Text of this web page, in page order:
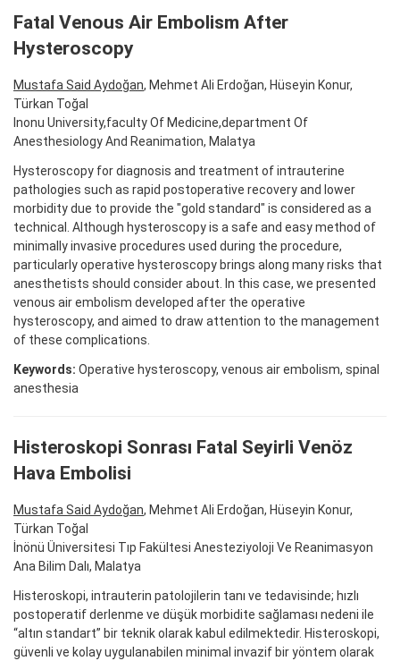
Fatal Venous Air Embolism After
Hysteroscopy
Mustafa Said Aydoğan, Mehmet Ali Erdoğan, Hüseyin Konur,
Türkan Toğal
Inonu University,faculty Of Medicine,department Of
Anesthesiology And Reanimation, Malatya
Hysteroscopy for diagnosis and treatment of intrauterine
pathologies such as rapid postoperative recovery and lower
morbidity due to provide the "gold standard" is considered as a
technical. Although hysteroscopy is a safe and easy method of
minimally invasive procedures used during the procedure,
particularly operative hysteroscopy brings along many risks that
anesthetists should consider about. In this case, we presented
venous air embolism developed after the operative
hysteroscopy, and aimed to draw attention to the management
of these complications.
Keywords: Operative hysteroscopy, venous air embolism, spinal
anesthesia
Histeroskopi Sonrası Fatal Seyirli Venöz
Hava Embolisi
Mustafa Said Aydoğan, Mehmet Ali Erdoğan, Hüseyin Konur,
Türkan Toğal
İnönü Üniversitesi Tıp Fakültesi Anesteziyoloji Ve Reanimasyon
Ana Bilim Dalı, Malatya
Histeroskopi, intrauterin patolojilerin tanı ve tedavisinde; hızlı
postoperatif derlenme ve düşük morbidite sağlaması nedeni ile
“altın standart” bir teknik olarak kabul edilmektedir. Histeroskopi,
güvenli ve kolay uygulanabilen minimal invazif bir yöntem olarak